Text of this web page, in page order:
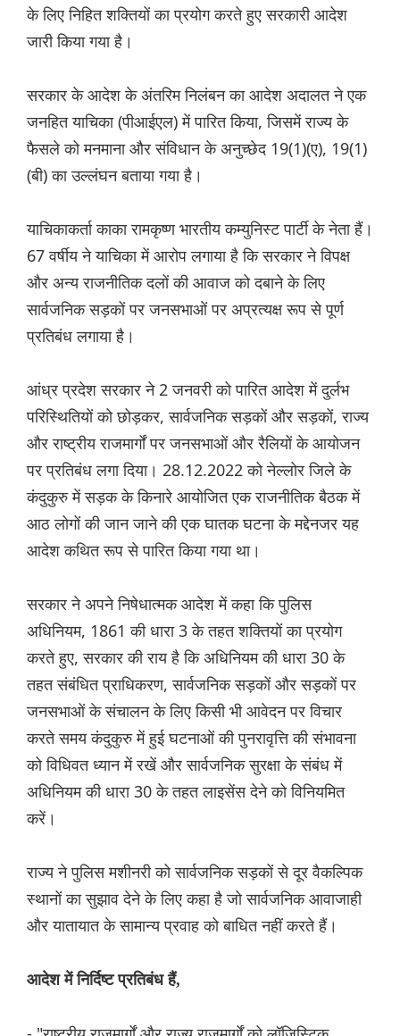
के लिए निहित शक्तियों का प्रयोग करते हुए सरकारी आदेश
जारी किया गया है।
सरकार के आदेश के अंतरिम निलंबन का आदेश अदालत ने एक
जनहित याचिका (पीआईएल) में पारित किया, जिसमें राज्य के
फैसले को मनमाना और संविधान के अनुच्छेद 19(1)(ए), 19(1)
(बी) का उल्लंघन बताया गया है।
याचिकाकर्ता काका रामकृष्ण भारतीय कम्युनिस्ट पार्टी के नेता हैं।
67 वर्षीय ने याचिका में आरोप लगाया है कि सरकार ने विपक्ष
और अन्य राजनीतिक दलों की आवाज को दबाने के लिए
सार्वजनिक सड़कों पर जनसभाओं पर अप्रत्यक्ष रूप से पूर्ण
प्रतिबंध लगाया है।
आंध्र प्रदेश सरकार ने 2 जनवरी को पारित आदेश में दुर्लभ
परिस्थितियों को छोड़कर, सार्वजनिक सड़कों और सड़कों, राज्य
और राष्ट्रीय राजमार्गों पर जनसभाओं और रैलियों के आयोजन
पर प्रतिबंध लगा दिया। 28.12.2022 को नेल्लोर जिले के
कंदुकुरु में सड़क के किनारे आयोजित एक राजनीतिक बैठक में
आठ लोगों की जान जाने की एक घातक घटना के मद्देनजर यह
आदेश कथित रूप से पारित किया गया था।
सरकार ने अपने निषेधात्मक आदेश में कहा कि पुलिस
अधिनियम, 1861 की धारा 3 के तहत शक्तियों का प्रयोग
करते हुए, सरकार की राय है कि अधिनियम की धारा 30 के
तहत संबंधित प्राधिकरण, सार्वजनिक सड़कों और सड़कों पर
जनसभाओं के संचालन के लिए किसी भी आवेदन पर विचार
करते समय कंदुकुरु में हुई घटनाओं की पुनरावृत्ति की संभावना
को विधिवत ध्यान में रखें और सार्वजनिक सुरक्षा के संबंध में
अधिनियम की धारा 30 के तहत लाइसेंस देने को विनियमित
करें।
राज्य ने पुलिस मशीनरी को सार्वजनिक सड़कों से दूर वैकल्पिक
स्थानों का सुझाव देने के लिए कहा है जो सार्वजनिक आवाजाही
और यातायात के सामान्य प्रवाह को बाधित नहीं करते हैं।
आदेश में निर्दिष्ट प्रतिबंध हैं,